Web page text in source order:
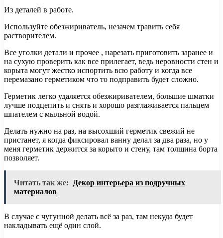
Из деталей в работе.
Используйте обезжириватель, незачем травить себя
растворителем.
Все уголки детали и прочее , нарезать приготовить заранее и
на сухую проверить как все прилегает, ведь неровности стен и
корыта могут жестко испортить всю работу и когда все
перемазано герметиком что то подправить будет сложно.
Герметик легко удаляется обезжиривателем, большие шматки
лучше подцепить и снять и хорошо разглаживается пальцем
шпателем с мыльной водой.
Делать нужно на раз, на высохший герметик свежий не
пристанет, я когда фиксировал ванну делал за два раза, но у
меня герметик держится за корыто и стену, там толщина борта
позволяет.
Читать так же:
Декор интерьера из подручных
материалов
В случае с чугунной делать всё за раз, там некуда будет
накладывать ещё один слой.